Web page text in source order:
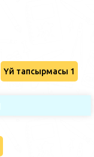
Үй тапсырмасы 1